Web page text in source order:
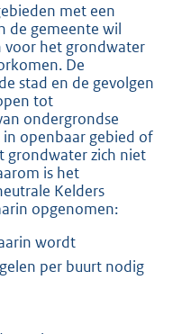
met een
de gemeente wil
voor het grondwater
De
stad en de gevolgen
tot
ondergrondse
openbaar gebied of
grondwater zich niet
is het
Kelders
opgenomen:
wordt
per buurt nodig